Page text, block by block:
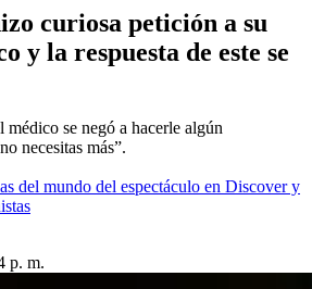
curiosa petición a su
y la respuesta de este se
se negó a hacerle algún
necesitas más”.
del mundo del espectáculo en Discover y
p. m.